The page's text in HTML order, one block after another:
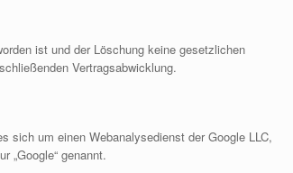
ist und der Löschung keine gesetzlichen
Vertragsabwicklung.
sich um einen Webanalysedienst der Google LLC,
„Google“ genannt.